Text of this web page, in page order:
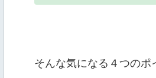
そんな気になる４つの